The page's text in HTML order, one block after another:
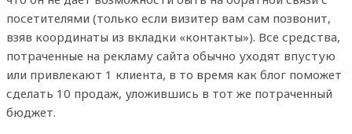
посетителями (только если визитер вам сам позвонит,
взяв координаты из вкладки «контакты»). Все средства,
потраченные на рекламу сайта обычно уходят впустую
или привлекают 1 клиента, в то время как блог поможет
сделать 10 продаж, уложившись в тот же потраченный
бюджет.